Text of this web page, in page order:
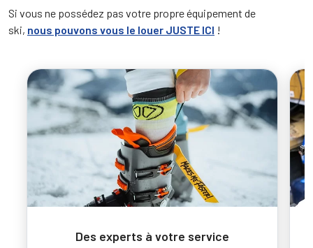
Si vous ne possédez pas votre propre équipement de
ski, nous pouvons vous le louer JUSTE ICI !
Des experts à votre service